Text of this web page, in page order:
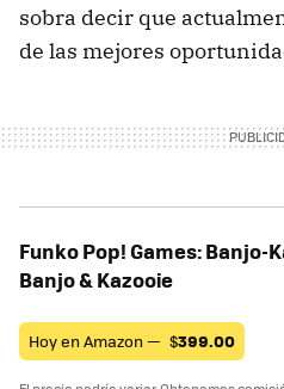
sobra decir que
de las mejores
Funko Pop! Games: Banjo-
Banjo & Kazooie
Hoy en Amazon — $399.00